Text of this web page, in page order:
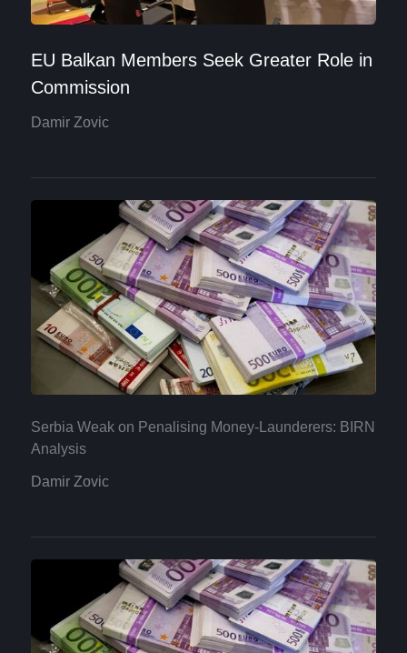
EU Balkan Members Seek Greater Role in
Commission
Damir Zovic
Serbia Weak on Penalising Money-Launderers: BIRN
Analysis
Damir Zovic